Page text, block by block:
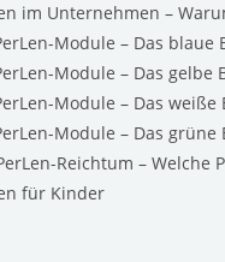
im Unternehmen –
Module – Das
Module – Das
Module – Das
Module – Das
Reichtum – Welche
für Kinder